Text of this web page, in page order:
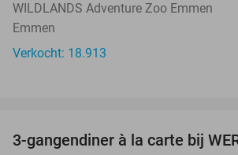
WILDLANDS Adventure Zoo Emmen
Emmen
Verkocht: 18.913
3-gangendiner à la carte bij